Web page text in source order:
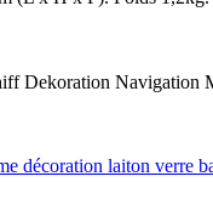
décoration laiton verre